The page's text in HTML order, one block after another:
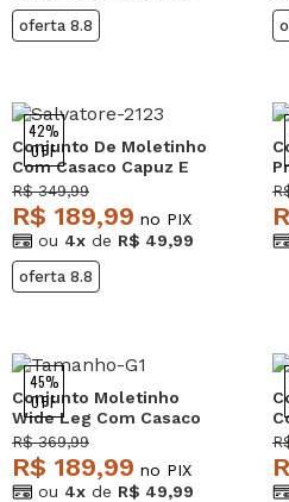
oferta 8.8
42%
OFF
Conjunto De Moletinho
Com Casaco Capuz E
Calça Jogger Azul
Salvatore
R$ 349,99
R$ 189,99 no PIX
ou 4x de R$ 49,99
oferta 8.8
45%
OFF
Conjunto Moletinho
Wide Leg Com Casaco
de Capuz Marrom
Salvatore
R$ 369,99
R$ 189,99 no PIX
ou 4x de R$ 49,99